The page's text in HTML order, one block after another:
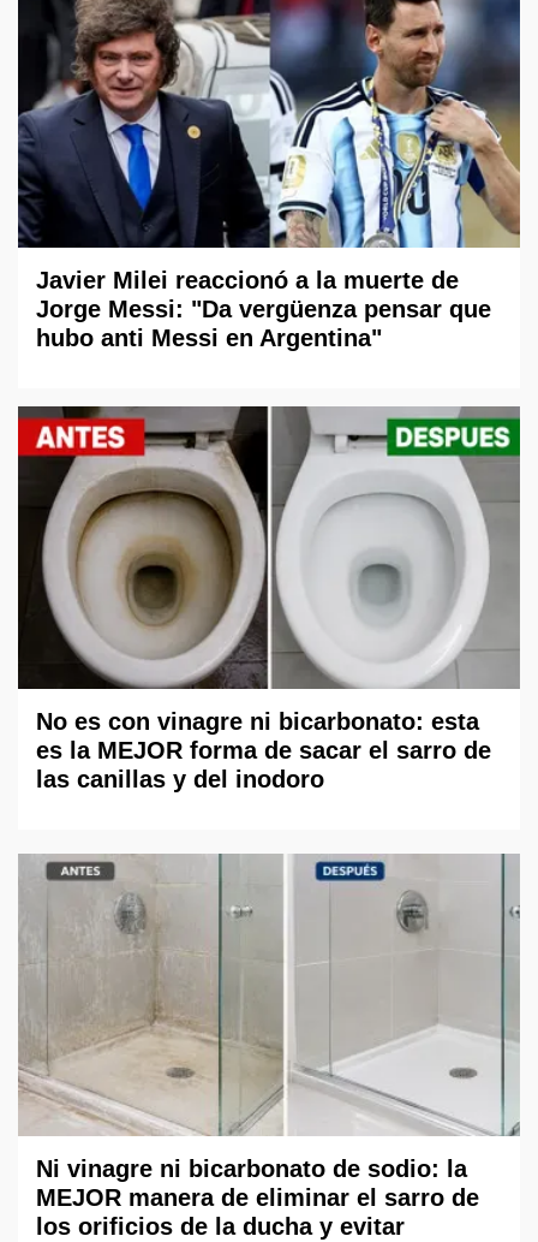
Javier Milei reaccionó a la muerte de
Jorge Messi: "Da vergüenza pensar que
hubo anti Messi en Argentina"
No es con vinagre ni bicarbonato: esta
es la MEJOR forma de sacar el sarro de
las canillas y del inodoro
Ni vinagre ni bicarbonato de sodio: la
MEJOR manera de eliminar el sarro de
los orificios de la ducha y evitar